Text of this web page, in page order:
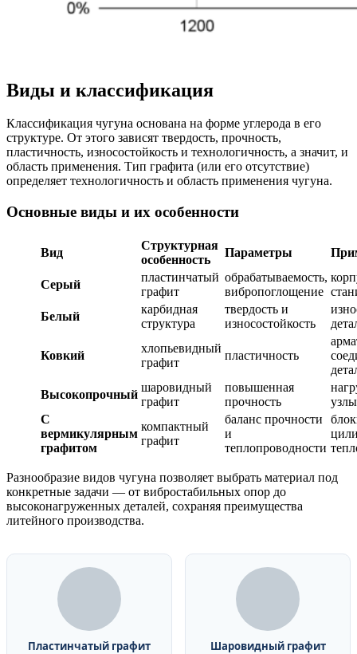
Виды и классификация
Классификация чугуна основана на форме углерода в его
структуре. От этого зависят твердость, прочность,
пластичность, износостойкость и технологичность, а значит, и
область применения. Тип графита (или его отсутствие)
определяет технологичность и область применения чугуна.
Основные виды и их особенности
Вид
Структурная
особенность
Параметры
Серый
пластинчатый
графит
обрабатываемость,
вибропоглощение
Белый
карбидная
структура
твердость и
износостойкость
Ковкий
хлопьевидный
графит
пластичность
Высокопрочный
шаровидный
графит
повышенная
прочность
С
вермикулярным
графитом
компактный
графит
баланс прочности
и
теплопроводности
Разнообразие видов чугуна позволяет выбрать материал под
конкретные задачи — от вибростабильных опор до
высоконагруженных деталей, сохраняя преимущества
литейного производства.
Пластинчатый графит Шаровидный графит